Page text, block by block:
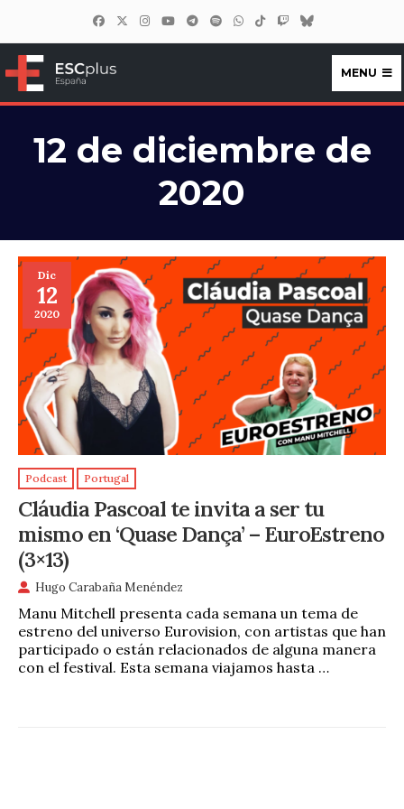
ESCplus España
MENU
12 de diciembre de
2020
Dic
12
2020
Podcast Portugal
Cláudia Pascoal te invita a ser tu
mismo en ‘Quase Dança’ – EuroEstreno
(3×13)
Hugo Carabaña Menéndez
Manu Mitchell presenta cada semana un tema de
estreno del universo Eurovision, con artistas que han
participado o están relacionados de alguna manera
con el festival. Esta semana viajamos hasta …